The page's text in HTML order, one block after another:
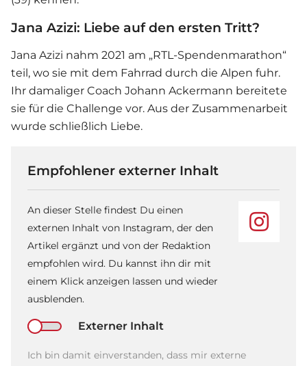
Jana Azizi: Liebe auf den ersten Tritt?
Jana Azizi nahm 2021 am „RTL-Spendenmarathon“
teil, wo sie mit dem Fahrrad durch die Alpen fuhr.
Ihr damaliger Coach Johann Ackermann bereitete
sie für die Challenge vor. Aus der Zusammenarbeit
wurde schließlich Liebe.
Empfohlener externer Inhalt
An dieser Stelle findest Du einen
externen Inhalt von Instagram, der den
Artikel ergänzt und von der Redaktion
empfohlen wird. Du kannst ihn dir mit
einem Klick anzeigen lassen und wieder
ausblenden.
Externer Inhalt
Ich bin damit einverstanden, dass mir externe